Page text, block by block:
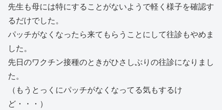
先生も母には特にすることがないようで軽く様子を確認す
るだけでした。
パッチがなくなったら来てもらうことにして往診もやめま
した。
先日のワクチン接種のときがひさしぶりの往診になりまし
た。
（もうとっくにパッチがなくなってる気もするけ
ど・・・）